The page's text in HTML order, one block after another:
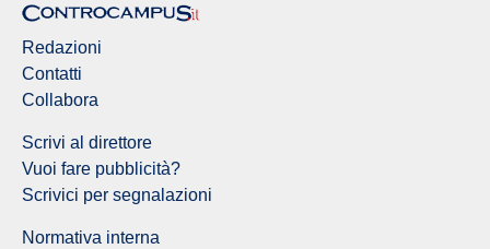
Redazioni
Contatti
Collabora
Scrivi al direttore
Vuoi fare pubblicità?
Scrivici per segnalazioni
Normativa interna